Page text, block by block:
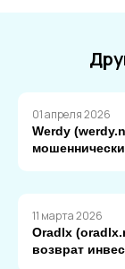
01 апреля 2026
Werdy
11 марта 2026
Oradlx
возврат